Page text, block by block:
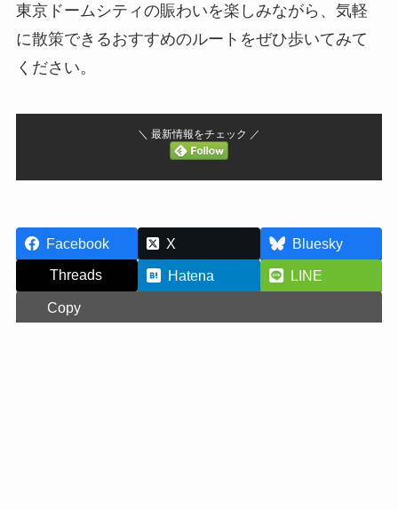
東京ドームシティの賑わいを楽しみながら、気軽
に散策できるおすすめのルートをぜひ歩いてみて
ください。
＼ 最新情報をチェック ／
Facebook X
Bluesky
Threads
Hatena
LINE
Copy